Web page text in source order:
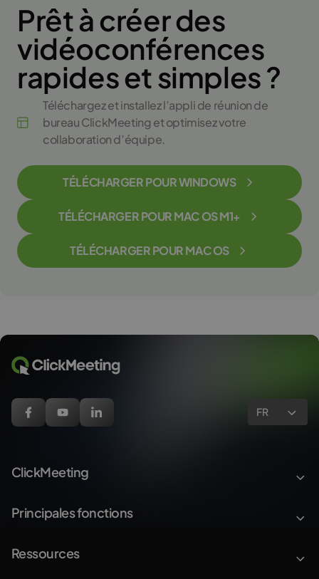
Prêt à créer des
vidéoconférences
rapides et simples ?
Téléchargez et installez l’appli de réunion de
bureau ClickMeeting et optimisez votre
collaboration d’équipe.
TÉLÉCHARGER POUR WINDOWS
TÉLÉCHARGER POUR MAC OS M1+
TÉLÉCHARGER POUR MAC OS
FR
ClickMeeting
Principales fonctions
Ressources